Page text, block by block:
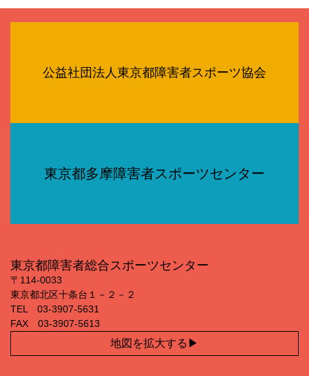
公益社団法人東京都障害者スポーツ協会
東京都多摩障害者スポーツセンター
東京都障害者総合スポーツセンター
〒114‐0033
東京都北区十条台１－２－２
TEL 03‐3907‐5631
FAX 03‐3907‐5613
地図を拡大する